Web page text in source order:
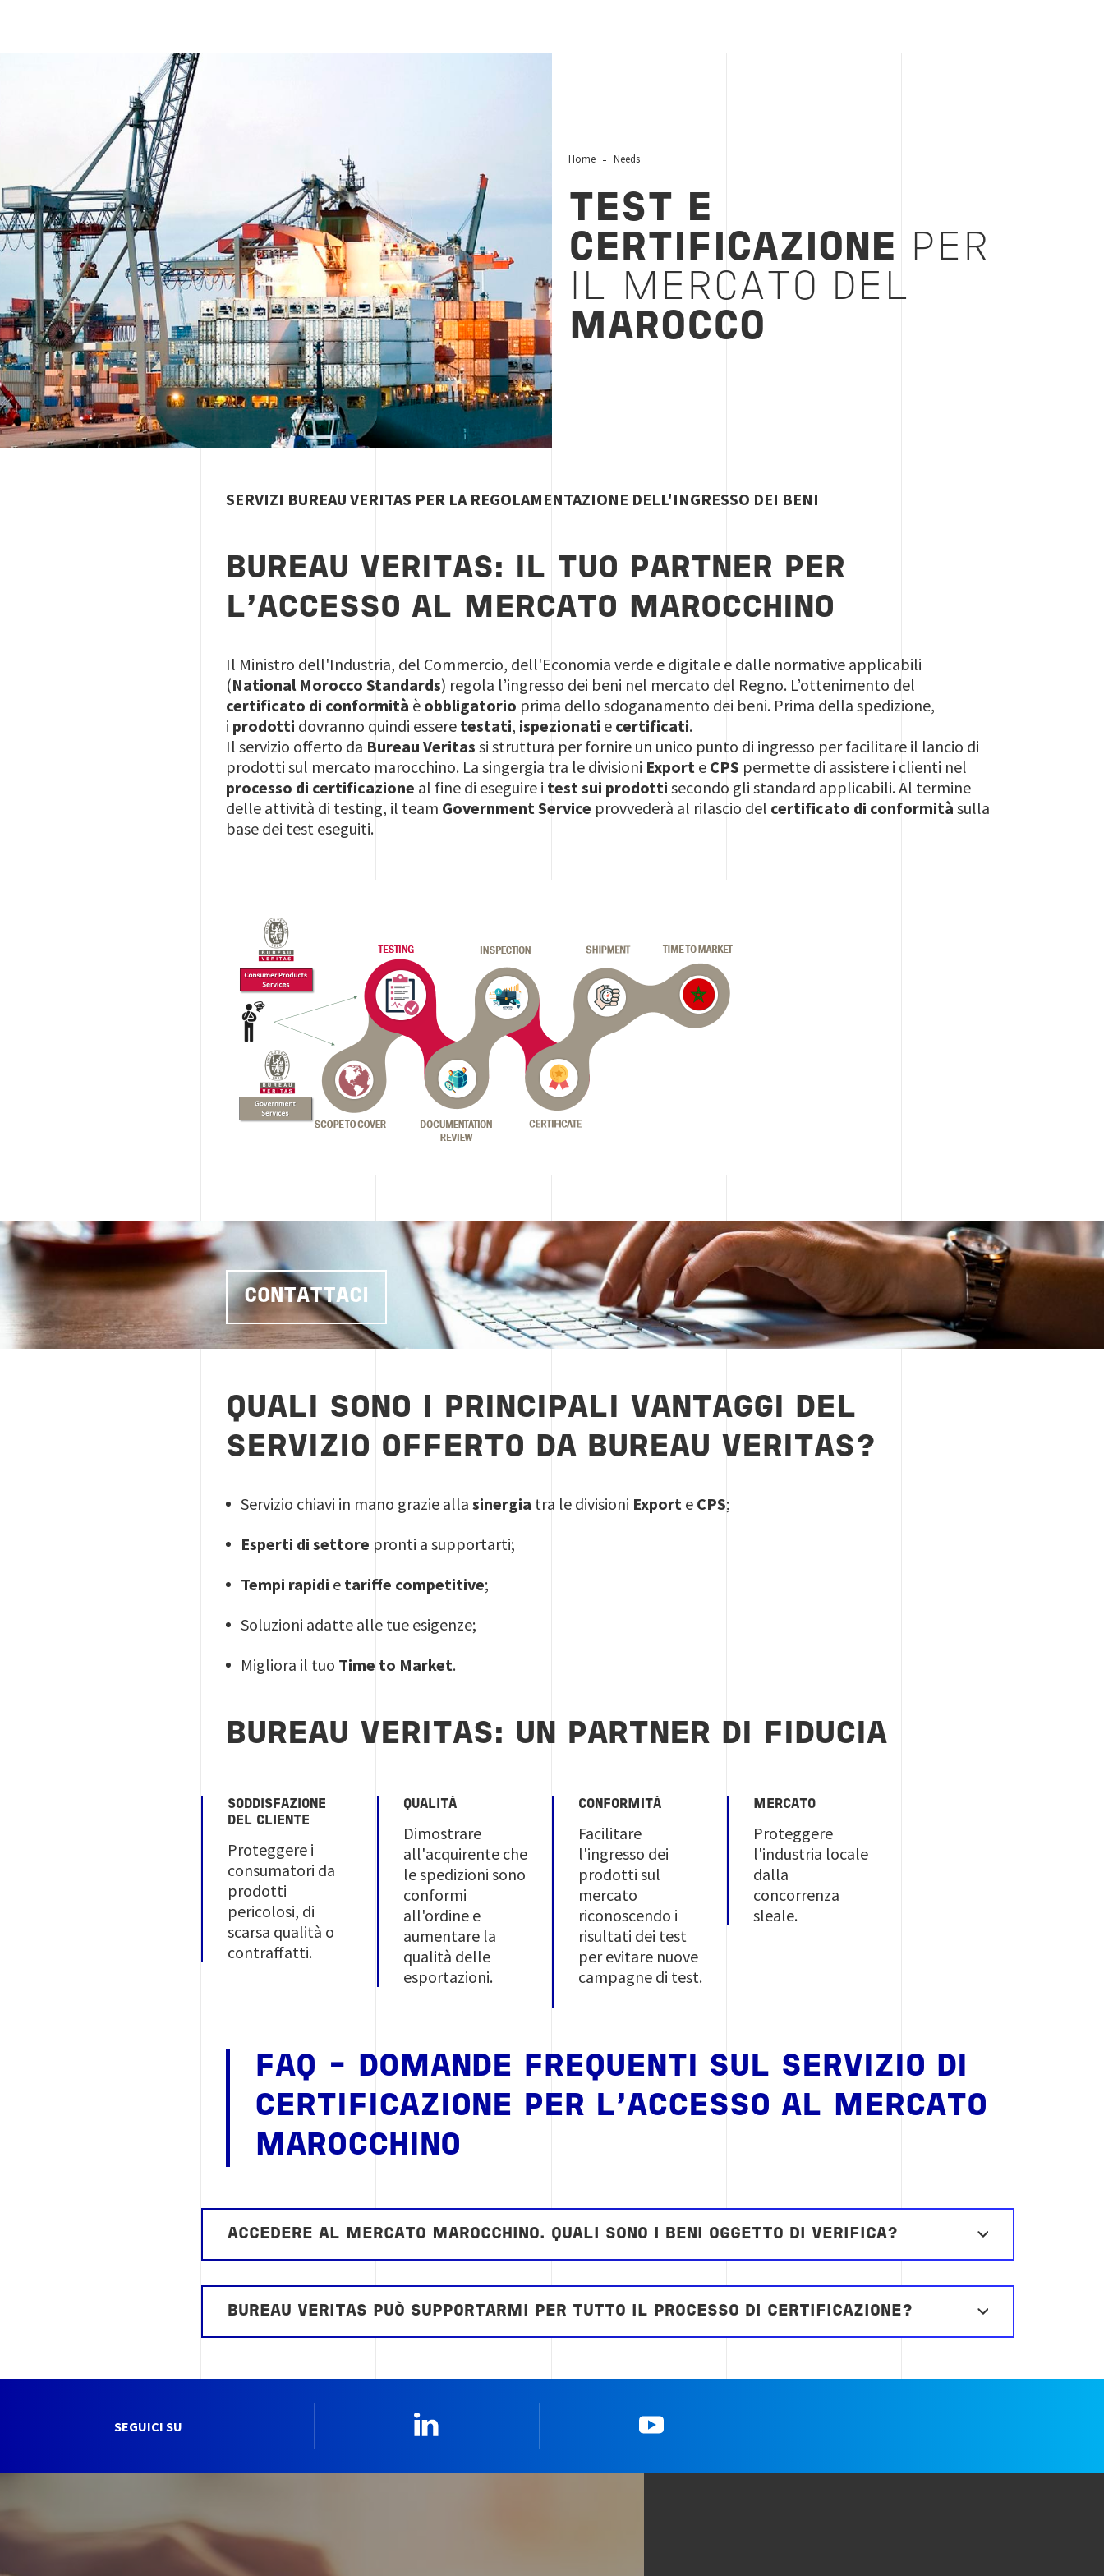
commercio-internazionale
Home Needs
TEST E
CERTIFICAZIONE PER
IL MERCATO DEL
MAROCCO
SERVIZI BUREAU VERITAS PER LA REGOLAMENTAZIONE DELL'INGRESSO DEI BENI
BUREAU VERITAS: IL TUO PARTNER PER
L'ACCESSO AL MERCATO MAROCCHINO
Il Ministro dell'Industria, del Commercio, dell'Economia verde e digitale e dalle normative applicabili
(National Morocco Standards) regola l’ingresso dei beni nel mercato del Regno. L’ottenimento del
certificato di conformità è obbligatorio prima dello sdoganamento dei beni. Prima della spedizione,
i prodotti dovranno quindi essere testati, ispezionati e certificati.
Il servizio offerto da Bureau Veritas si struttura per fornire un unico punto di ingresso per facilitare il lancio di
prodotti sul mercato marocchino. La singergia tra le divisioni Export e CPS permette di assistere i clienti nel
processo di certificazione al fine di eseguire i test sui prodotti secondo gli standard applicabili. Al termine
delle attività di testing, il team Government Service provvederà al rilascio del certificato di conformità sulla
base dei test eseguiti.
CONTATTACI
QUALI SONO I PRINCIPALI VANTAGGI DEL
SERVIZIO OFFERTO DA BUREAU VERITAS?
Servizio chiavi in mano grazie allasinergia tra le divisioni Export e CPS;
Esperti di settore pronti a supportarti;
Tempi rapidi e tariffe competitive;
Soluzioni adatte alle tue esigenze;
Migliora il tuo Time to Market.
BUREAU VERITAS: UN PARTNER DI FIDUCIA
SODDISFAZIONE
DEL CLIENTE
Proteggere i
consumatori da
prodotti
pericolosi, di
scarsa qualità o
contraffatti.
QUALITÀ
Dimostrare
all'acquirente che
le spedizioni sono
conformi
all'ordine e
aumentare la
qualità delle
esportazioni.
CONFORMITÀ
Facilitare
l'ingresso dei
prodotti sul
mercato
riconoscendo i
risultati dei test
per evitare nuove
campagne di test.
MERCATO
Proteggere
l'industria locale
dalla
concorrenza
sleale.
FAQ - DOMANDE FREQUENTI SUL SERVIZIO DI
CERTIFICAZIONE PER L'ACCESSO AL MERCATO
MAROCCHINO
ACCEDERE AL MERCATO MAROCCHINO. QUALI SONO I BENI OGGETTO DI VERIFICA?
BUREAU VERITAS PUÒ SUPPORTARMI PER TUTTO IL PROCESSO DI CERTIFICAZIONE?
SEGUICI SU